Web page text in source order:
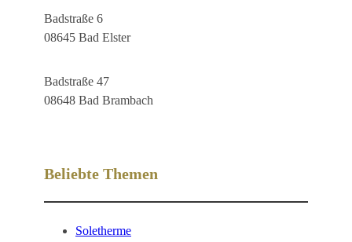
Badstraße 6
08645 Bad Elster
Badstraße 47
08648 Bad Brambach
Beliebte Themen
Soletherme